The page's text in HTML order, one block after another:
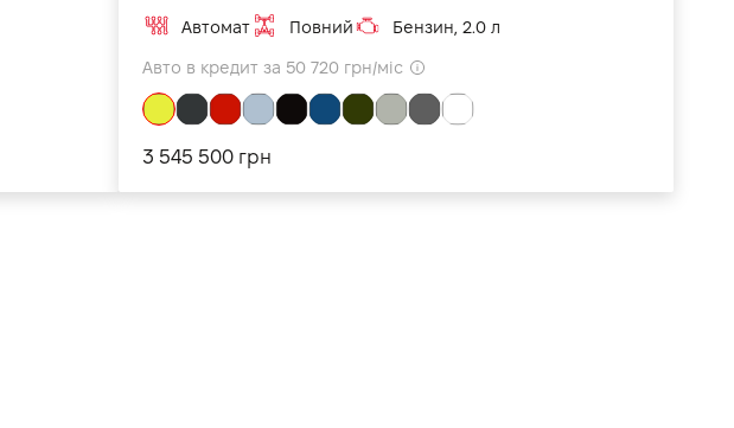
Автомат Повний Бензин, 2.0 л
Авто в кредит за 50 720 грн/міс
3 545 500 грн